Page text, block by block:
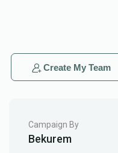
Create My Team
Campaign By
Bekurem